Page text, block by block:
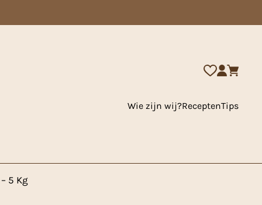
Wie zijn wij?ReceptenTips
5 Kg